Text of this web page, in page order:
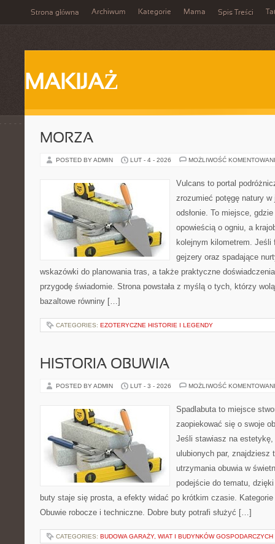
Strona główna Archiwum Kategorie Mama Spis Treści
MAKIJAŻ
MORZA
POSTED BY ADMIN LUT - 4 - 2026 MOŻLIWOŚĆ
Vulcans to portal
zrozumieć potęgę natury w
odsłonie. To miejsce,
opowieścią o ogniu, a
kolejnym kilometrem. Jeśli
gejzery oraz spadające
wskazówki do planowania tras, a także praktyczne
przygodę świadomie. Strona powstała z myślą o tych, którzy
bazaltowe równiny […]
CATEGORIES: EZOTERYCZNE HISTORIE I LEGENDY
HISTORIA OBUWIA
POSTED BY ADMIN LUT - 3 - 2026 MOŻLIWOŚĆ
Spadlabuta to miejsce
zaopiekować się o swoje
Jeśli stawiasz na estetykę,
ulubionych par, znajdziesz
utrzymania obuwia w
podejście do tematu,
buty staje się prosta, a efekty widać po krótkim czasie.
Obuwie robocze i techniczne. Dobre buty potrafi służyć […]
CATEGORIES: BUDOWA GARAŻY, WIAT I BUDYNKÓW GOSPODARCZYCH